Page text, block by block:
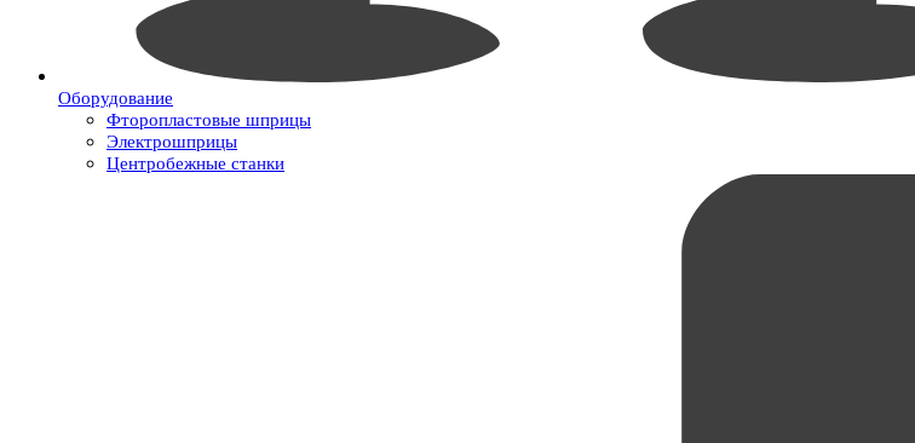
Оборудование
Фторопластовые шприцы
Электрошприцы
Центробежные станки